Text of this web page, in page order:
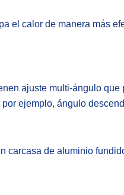
el calor de manera más
ajuste multi-ángulo
ejemplo, ángulo
carcasa de aluminio